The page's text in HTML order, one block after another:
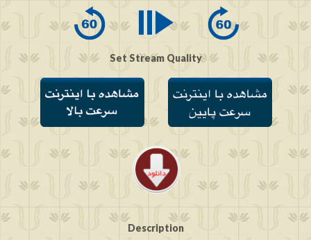
of
Set Stream Quality
Description